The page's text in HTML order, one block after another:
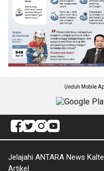
Unduh Mobile
Jelajahi ANTARA News
Artikel